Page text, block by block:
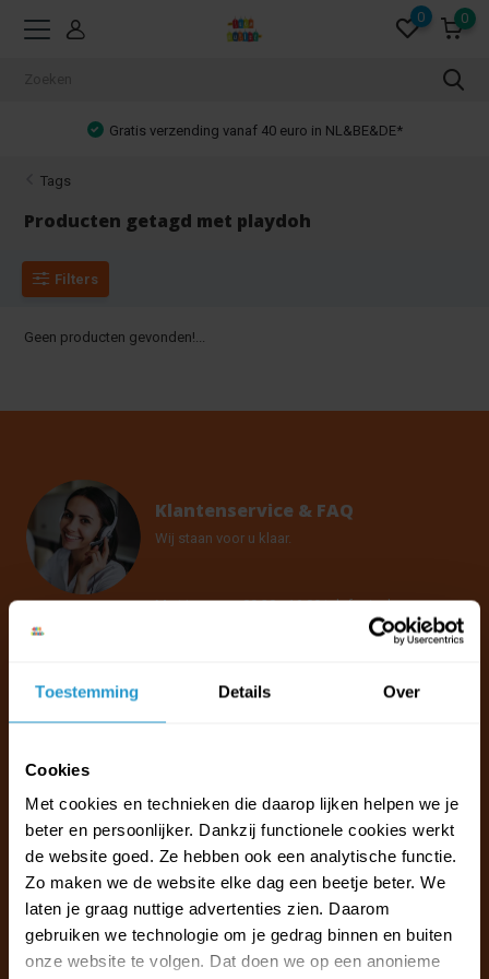
Toestemming Details Over
Cookies
Met cookies en technieken die daarop lijken helpen we je
beter en persoonlijker. Dankzij functionele cookies werkt
de website goed. Ze hebben ook een analytische functie.
Zo maken we de website elke dag een beetje beter. We
laten je graag nuttige advertenties zien. Daarom
gebruiken we technologie om je gedrag binnen en buiten
onze website te volgen. Dat doen we op een anonieme
0 0
Gratis verzending vanaf 40 euro in NL&BE&DE*
Tags
Producten getagd met playdoh
Filters
Geen producten gevonden!...
Klantenservice & FAQ
Wij staan voor u klaar.
Ma t/m vr van 09:30 - 16:00 telefonisch
+31 (0)13 785 62 41
Naar de klantenservice & FAQ
info@jouwoutlet.nl